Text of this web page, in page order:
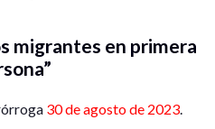
migrantes en primera
30 de agosto de 2023.